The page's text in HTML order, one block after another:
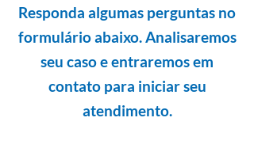
Responda algumas perguntas no
formulário abaixo. Analisaremos
seu caso e entraremos em
contato para iniciar seu
atendimento.